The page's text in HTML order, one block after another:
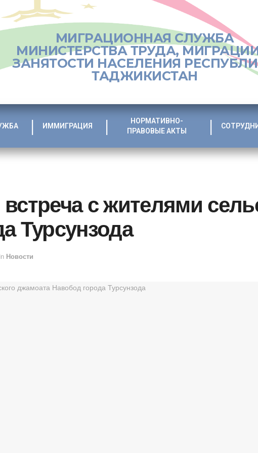
МИГРАЦИОННАЯ СЛУЖБА
МИНИСТЕРСТВА ТРУДА,
ЗАНЯТОСТИ НАСЕЛЕНИЯ
ТАДЖИКИСТАН
ИММИГРАЦИЯ
НОРМАТИВНО-
ПРАВОВЫЕ АКТЫ
с жителями
Турсунзода
in Новости